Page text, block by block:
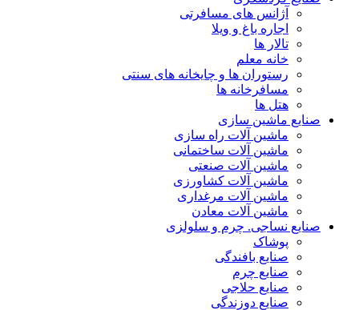
آژانس های مسافرتی
اجاره باغ و ویلا
تالار ها
خانه معلم
رستوران ها و چایخانه های سنتی
مسافرخانه ها
هتل ها
صنایع ماشین سازی
ماشین آلات راه سازی
ماشین آلات ساختمانی
ماشین آلات صنعتی
ماشین آلات کشاورزی
ماشین آلات مرغداری
ماشین آلات معادن
صنایع نساجی. چرم و سلولزی
پوشاک
صنایع بافندگی
صنایع چرم
صنایع حلاجی
صنایع دوزندگی